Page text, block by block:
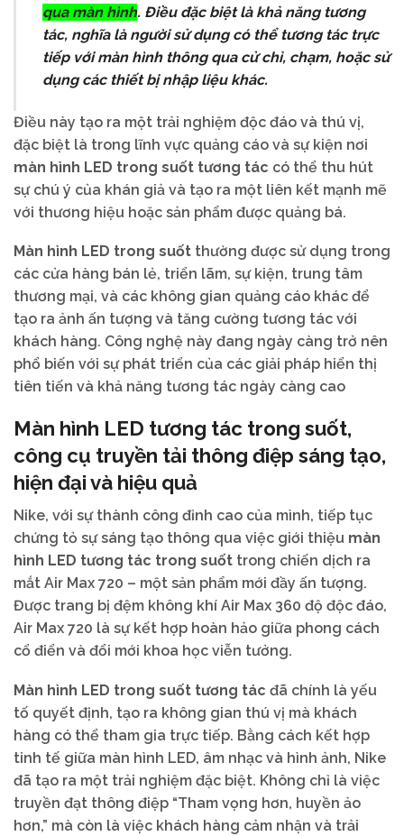
qua màn hình. Điều đặc biệt là khả năng tương
tác, nghĩa là người sử dụng có thể tương tác trực
tiếp với màn hình thông qua cử chỉ, chạm, hoặc sử
dụng các thiết bị nhập liệu khác.
Điều này tạo ra một trải nghiệm độc đáo và thú vị,
đặc biệt là trong lĩnh vực quảng cáo và sự kiện nơi
màn hình LED trong suốt tương tác có thể thu hút
sự chú ý của khán giả và tạo ra một liên kết mạnh mẽ
với thương hiệu hoặc sản phẩm được quảng bá.
Màn hình LED trong suốt thường được sử dụng trong
các cửa hàng bán lẻ, triển lãm, sự kiện, trung tâm
thương mại, và các không gian quảng cáo khác để
tạo ra ảnh ấn tượng và tăng cường tương tác với
khách hàng. Công nghệ này đang ngày càng trở nên
phổ biến với sự phát triển của các giải pháp hiển thị
tiên tiến và khả năng tương tác ngày càng cao
Màn hình LED tương tác trong suốt,
công cụ truyền tải thông điệp sáng tạo,
hiện đại và hiệu quả
Nike, với sự thành công đỉnh cao của mình, tiếp tục
chứng tỏ sự sáng tạo thông qua việc giới thiệu màn
hình LED tương tác trong suốt trong chiến dịch ra
mắt Air Max 720 – một sản phẩm mới đầy ấn tượng.
Được trang bị đệm không khí Air Max 360 độ độc đáo,
Air Max 720 là sự kết hợp hoàn hảo giữa phong cách
cổ điển và đổi mới khoa học viễn tưởng.
Màn hình LED trong suốt tương tác đã chính là yếu
tố quyết định, tạo ra không gian thú vị mà khách
hàng có thể tham gia trực tiếp. Bằng cách kết hợp
tinh tế giữa màn hình LED, âm nhạc và hình ảnh, Nike
đã tạo ra một trải nghiệm đặc biệt. Không chỉ là việc
truyền đạt thông điệp “Tham vọng hơn, huyền ảo
hơn,” mà còn là việc khách hàng cảm nhận và trải